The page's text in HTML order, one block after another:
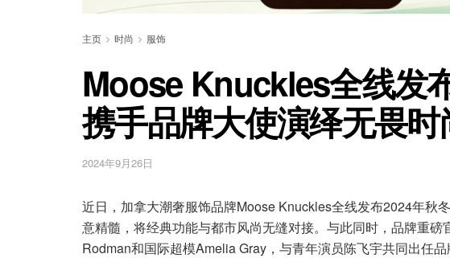
主页 时尚 服饰
Moose Knuckles全线发
携手品牌大使演绎无畏
2024年9月26日
近日，加拿大潮奢服饰品牌Moose Knuckles全线发布2024年秋
意精髓，将经典功能与都市风尚无缝对接。与此同时，品牌重磅
Rodman和国际超模Amelia Gray，与青年演员陈飞宇共同出任